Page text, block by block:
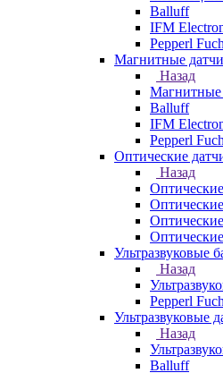
Balluff
IFM
Pepperl
Магнитные
Назад
Магнитные
Balluff
IFM
Pepperl
Оптические
Назад
Ультразвуковые
Назад
Pepperl
Ультразвуковые
Назад
Balluff